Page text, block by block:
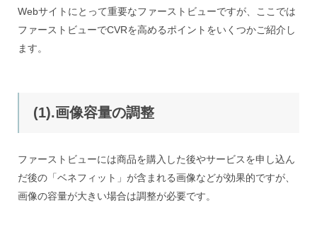
Webサイトにとって重要なファーストビューですが、ここでは
ファーストビューでCVRを高めるポイントをいくつかご紹介し
ます。
(1).画像容量の調整
ファーストビューには商品を購入した後やサービスを申し込ん
だ後の「ベネフィット」が含まれる画像などが効果的ですが、
画像の容量が大きい場合は調整が必要です。